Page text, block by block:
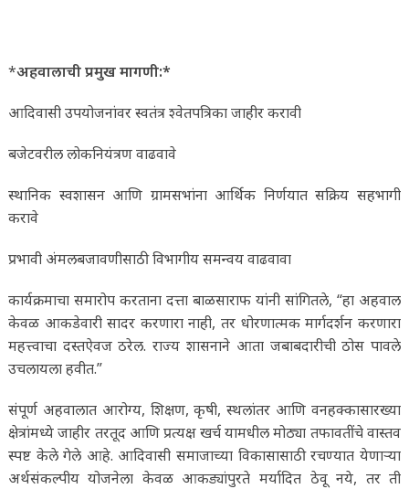
*अहवालाची प्रमुख मागणी:*
आदिवासी उपयोजनांवर स्वतंत्र श्वेतपत्रिका जाहीर करावी
बजेटवरील लोकनियंत्रण वाढवावे
स्थानिक स्वशासन आणि ग्रामसभांना आर्थिक निर्णयात सक्रिय सहभागी
करावे
प्रभावी अंमलबजावणीसाठी विभागीय समन्वय वाढवावा
कार्यक्रमाचा समारोप करताना दत्ता बाळसाराफ यांनी सांगितले, “हा अहवाल
केवळ आकडेवारी सादर करणारा नाही, तर धोरणात्मक मार्गदर्शन करणारा
महत्त्वाचा दस्तऐवज ठरेल. राज्य शासनाने आता जबाबदारीची ठोस पावले
उचलायला हवीत.”
संपूर्ण अहवालात आरोग्य, शिक्षण, कृषी, स्थलांतर आणि वनहक्कासारख्या
क्षेत्रांमध्ये जाहीर तरतूद आणि प्रत्यक्ष खर्च यामधील मोठ्या तफावतींचे वास्तव
स्पष्ट केले गेले आहे. आदिवासी समाजाच्या विकासासाठी रचण्यात येणाऱ्या
अर्थसंकल्पीय योजनेला केवळ आकड्यांपुरते मर्यादित ठेवू नये, तर ती